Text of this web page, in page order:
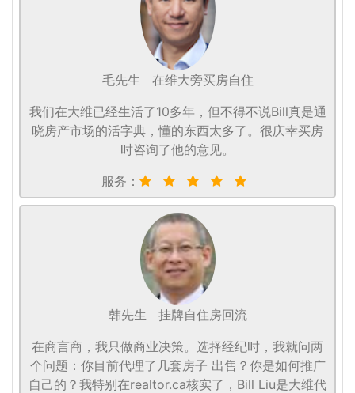
毛先生
在维大旁买房自住
我们在大维已经生活了10多年，但不得不说Bill真是通
晓房产市场的活字典，懂的东西太多了。很庆幸买房
时咨询了他的意见。
服务：
韩先生
挂牌自住房回流
在商言商，我只做商业决策。选择经纪时，我就问两
个问题：你目前代理了几套房子 出售？你是如何推广
自己的？我特别在realtor.ca核实了，Bill Liu是大维代